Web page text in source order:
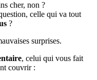
cher, non ?
celle qui va tout
?
surprises.
, celui qui vous fait
couvrir :